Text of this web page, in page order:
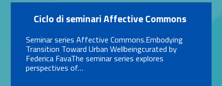
Link identifier #identifier__9113-13
Ciclo di seminari Affective Commons
Seminar series Affective Commons.Embodying
Transition Toward Urban Wellbeingcurated by
Federica FavaThe seminar series explores
perspectives of…